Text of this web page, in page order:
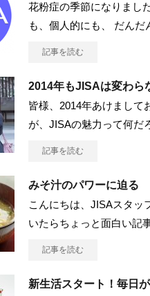
花粉症の季節になりまし
も、個人的にも、 だんだ
記事を読む
2014年もJISAは変わら
皆様、2014年あけまして
が、JISAの魅力って何だ
記事を読む
みそ汁のパワーに迫る
こんにちは、JISAスタッ
いたらちょっと面白い記
記事を読む
新生活スタート！毎日が